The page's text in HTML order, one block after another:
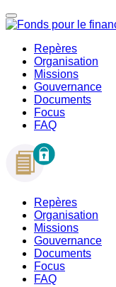
Repères
Organisation
Missions
Gouvernance
Documents
Focus
FAQ
Repères
Organisation
Missions
Gouvernance
Documents
Focus
FAQ